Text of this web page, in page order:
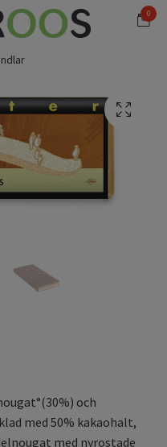
0
och
med 50% kakaohalt,
med nyrostade